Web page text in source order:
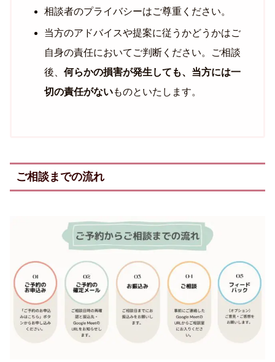
相談者のプライバシーはご尊重ください。
当方のアドバイスや提案に従うかどうかはご
自身の責任においてご判断ください。ご相談
後、何らかの損害が発生しても、当方には一
切の責任がないものといたします。
ご相談までの流れ